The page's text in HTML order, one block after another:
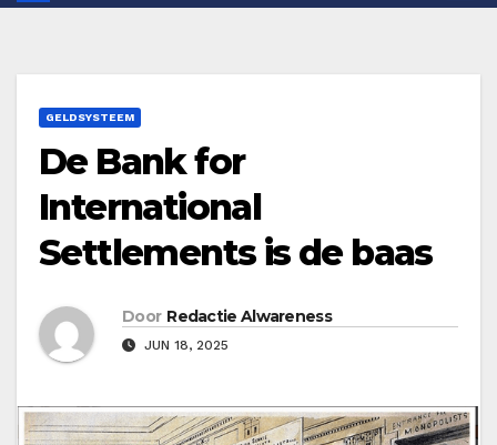
GELDSYSTEEM
De Bank for
International
Settlements is de baas
Door Redactie Alwareness
JUN 18, 2025